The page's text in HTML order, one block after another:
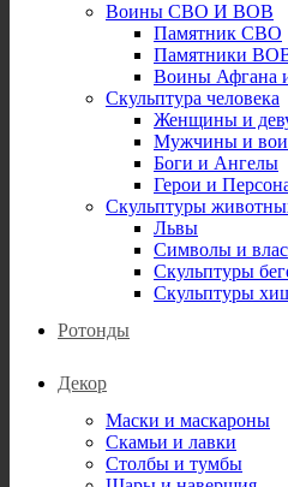
Воины СВО И ВОВ
Памятник СВО
Памятники
Воины Афгана
Скульптура человека
Женщины и
Мужчины и
Боги и Ангелы
Герои и
Скульптуры
Львы
Символы и
Скульптуры
Скульптуры
Ротонды
Декор
Маски и маскароны
Скамьи и лавки
Столбы и тумбы